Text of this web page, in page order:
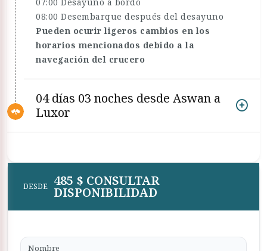
08:00 Desembarque después del desayuno
Pueden ocurir ligeros cambios en los
horarios mencionados debido a la
navegación del crucero
04 días 03 noches desde Aswan a
Luxor
DESDE 485 $ CONSULTAR
DISPONIBILIDAD